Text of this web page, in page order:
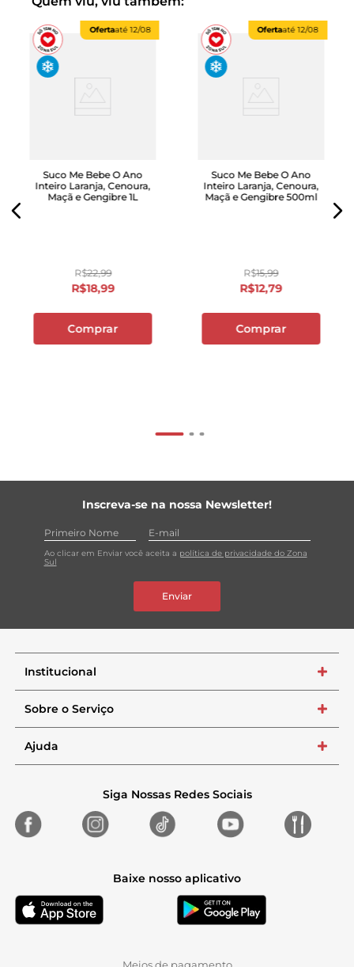
Ofertaaté12/08
Suco Me Bebe O Ano
Inteiro Laranja, Cenoura,
Maçã e Gengibre 1L
R$22,99
R$18,99
Comprar
Ofertaaté12/08
Suco Me Bebe O Ano
Inteiro Laranja, Cenoura,
Maçã e Gengibre 500ml
R$15,99
R$12,79
Comprar
Inscreva-se na nossa Newsletter!
Ao clicar em Enviar você aceita a política de privacidade do Zona
Sul
Enviar
Institucional +
Sobre o Serviço +
Ajuda +
Siga Nossas Redes Sociais
Baixe nosso aplicativo